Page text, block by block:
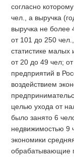
согласно
чел., а выручка
выручка не более
от 101 до 250
статистике
от 20 до 49 чел;
предприятий в
воздействием
целью ухода от
было занято 6
недвижимостью 9
экономики
обрабатывающие